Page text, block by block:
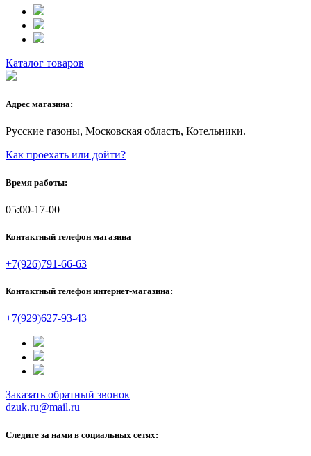
Каталог товаров
Адрес магазина:
Русские газоны, Московская область, Котельники.
Как проехать или дойти?
Время работы:
05:00-17-00
Контактный телефон магазина
+7(926)791-66-63
Контактный телефон интернет-магазина:
+7(929)627-93-43
Заказать обратный звонок
dzuk.ru@mail.ru
Следите за нами в социальных сетях: